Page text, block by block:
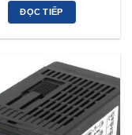
ĐỌC TIẾP